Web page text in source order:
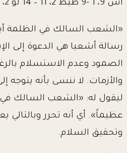
أش 9، 1 -9 طيط 2، 11 – 14 لو 2، 1 - 14
«الشعب السالك في الظلمة
رسالة أشعيا هي الدعوة إلى
الصمود وعدم الاستسلام
والأزمات. لا ننسى بأنه
ليقول له: «الشعب السالك في
عظيماً». أي أنه تحرر وبالتالي
وتحقيق السلام.